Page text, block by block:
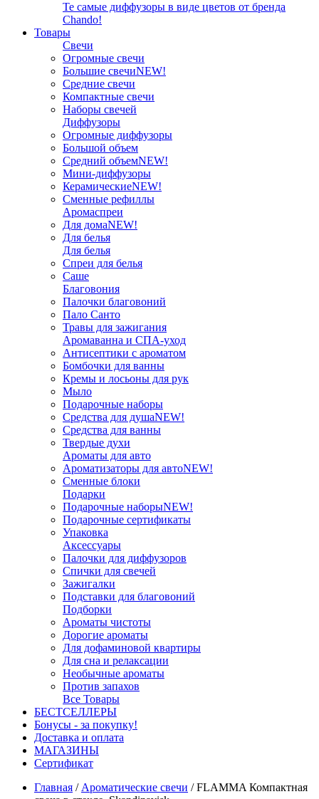
Те самые диффузоры в виде цветов от бренда
Chando!
Товары
Свечи
Огромные свечи
Большие свечиNEW!
Средние свечи
Компактные свечи
Наборы свечей
Диффузоры
Огромные диффузоры
Большой объем
Средний объемNEW!
Мини-диффузоры
КерамическиеNEW!
Сменные рефиллы
Аромаспреи
Для домаNEW!
Для белья
Для белья
Спреи для белья
Саше
Благовония
Палочки благовоний
Пало Санто
Травы для зажигания
Аромаванна и СПА-уход
Антисептики с ароматом
Бомбочки для ванны
Кремы и лосьоны для рук
Мыло
Подарочные наборы
Средства для душаNEW!
Средства для ванны
Твердые духи
Ароматы для авто
Ароматизаторы для автоNEW!
Сменные блоки
Подарки
Подарочные наборыNEW!
Подарочные сертификаты
Упаковка
Аксессуары
Палочки для диффузоров
Спички для свечей
Зажигалки
Подставки для благовоний
Подборки
Ароматы чистоты
Дорогие ароматы
Для дофаминовой квартиры
Для сна и релаксации
Необычные ароматы
Против запахов
Все Товары
БЕСТСЕЛЛЕРЫ
Бонусы - за покупку!
Доставка и оплата
МАГАЗИНЫ
Cертификат
Главная / Ароматические свечи /FLAMMA Компактная